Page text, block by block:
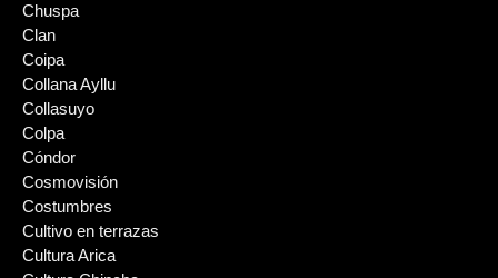
Chuspa
Clan
Coipa
Collana Ayllu
Collasuyo
Colpa
Cóndor
Cosmovisión
Costumbres
Cultivo en terrazas
Cultura Arica